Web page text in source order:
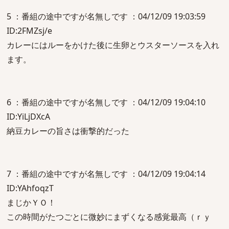
5 ：番組の途中ですが名無しです ：04/12/09 19:03:59
ID:2FMZsj/e
カレーにはルーをかけた後に生卵とウスターソースを入れ
ます。
6 ：番組の途中ですが名無しです ：04/12/09 19:04:10
ID:YiLjDXcA
納豆カレーの旨さは衝撃的だった
7 ：番組の途中ですが名無しです ：04/12/09 19:04:14
ID:YAhfoqzT
まじかＹＯ！
この時間がたつごとに微妙にまずくなる感覚最高（ｒｙ